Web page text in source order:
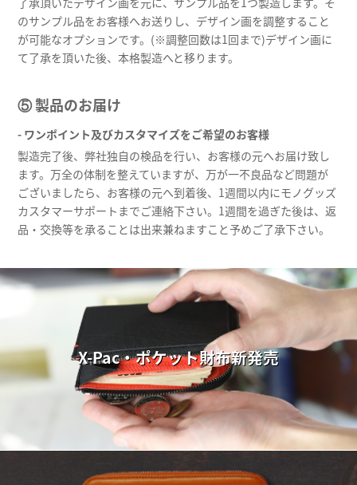
のサンプル品をお客様へお送りし、デザイン画を調整すること
が可能なオプションです。(※調整回数は1回まで)デザイン画に
て了承を頂いた後、本格製造へと移ります。
⑤ 製品のお届け
- ワンポイント及びカスタマイズをご希望のお客様
製造完了後、弊社独自の検品を行い、お客様の元へお届け致し
ます。万全の体制を整えていますが、万が一不良品など問題が
ございましたら、お客様の元へ到着後、1週間以内にモノグッズ
カスタマーサポートまでご連絡下さい。1週間を過ぎた後は、返
品・交換等を承ることは出来兼ねますこと予めご了承下さい。
X-Pac・ポケット財布新発売